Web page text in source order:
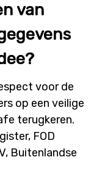
van
voor de
op een veilige
terugkeren.
FOD
Buitenlandse